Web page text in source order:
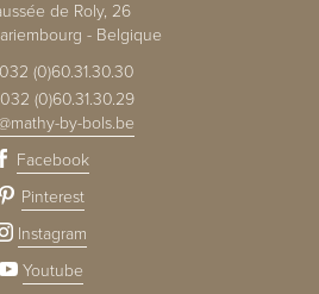
de Roly, 26
- Belgique
(0)60.31.30.30
(0)60.31.30.29
by-bols.be
Facebook
Pinterest
Instagram
Youtube